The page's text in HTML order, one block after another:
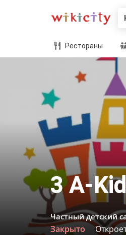
Рестораны
3 A-
Частный детский
Закрыто